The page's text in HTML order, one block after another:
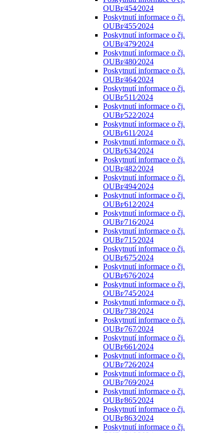
OUBr⁄454⁄2024
Poskytnutí informace o čj.
OUBr⁄455⁄2024
Poskytnutí informace o čj.
OUBr⁄479⁄2024
Poskytnutí informace o čj.
OUBr⁄480⁄2024
Poskytnutí informace o čj.
OUBr⁄464⁄2024
Poskytnutí informace o čj.
OUBr⁄511⁄2024
Poskytnutí informace o čj.
OUBr⁄522⁄2024
Poskytnutí informace o čj.
OUBr⁄611⁄2024
Poskytnutí informace o čj.
OUBr⁄634⁄2024
Poskytnutí informace o čj.
OUBr⁄482⁄2024
Poskytnutí informace o čj.
OUBr⁄494⁄2024
Poskytnutí informace o čj.
OUBr⁄612⁄2024
Poskytnutí informace o čj.
OUBr⁄716⁄2024
Poskytnutí informace o čj.
OUBr⁄715⁄2024
Poskytnutí informace o čj.
OUBr⁄675⁄2024
Poskytnutí informace o čj.
OUBr⁄676⁄2024
Poskytnutí informace o čj.
OUBr⁄745⁄2024
Poskytnutí informace o čj.
OUBr⁄738⁄2024
Poskytnutí informace o čj.
OUBr⁄767⁄2024
Poskytnutí informace o čj.
OUBr⁄661⁄2024
Poskytnutí informace o čj.
OUBr⁄726⁄2024
Poskytnutí informace o čj.
OUBr⁄769⁄2024
Poskytnutí informace o čj.
OUBr⁄865⁄2024
Poskytnutí informace o čj.
OUBr⁄863⁄2024
Poskytnutí informace o čj.